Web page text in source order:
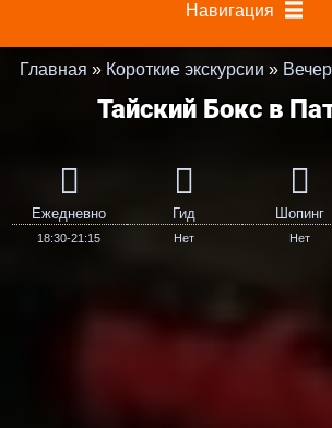
Навигация
Главная » Короткие экскурсии »
Тайский Бокс в
Ежедневно
18:30-21:15
Гид
Нет
Шопинг
Нет